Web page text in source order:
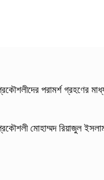
পরামর্শ গ্রহণের
মোহাম্মদ রিয়াজুল